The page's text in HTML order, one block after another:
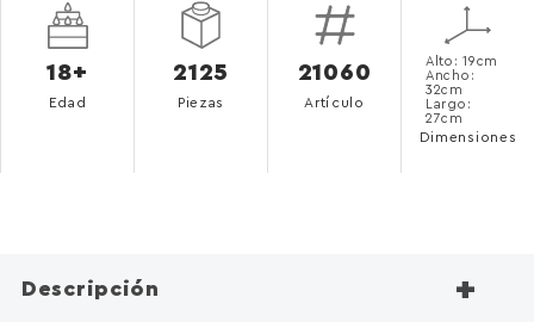
18+
Edad
2125
Piezas
21060
Artículo
Alto: 19cm
Ancho:
32cm
Largo:
27cm
Dimensiones
Descripción +